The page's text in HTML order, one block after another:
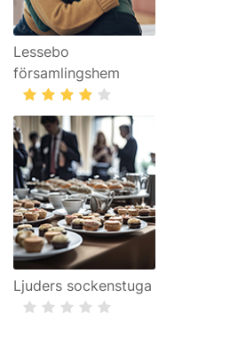
Lessebo
församlingshem
Ljuders sockenstuga